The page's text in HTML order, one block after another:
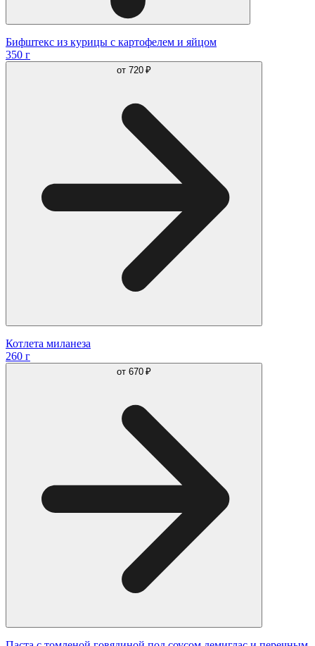
Бифштекс из курицы с картофелем и яйцом
350 г
от 720 ₽
Котлета миланеза
260 г
от 670 ₽